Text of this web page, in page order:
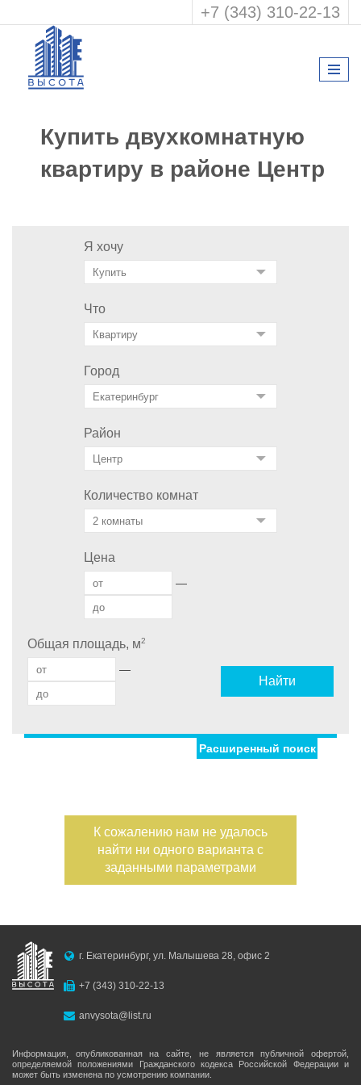
+7 (343) 310-22-13
Купить двухкомнатную
квартиру в районе Центр
Я хочу
Что
Город
Район
Количество комнат
Цена
—
Общая площадь, м2
—
Найти
Дом
Жилая площадь
Площадь кухни
—
Балконов
—
Расширенный поиск
К сожалению нам не удалось
найти ни одного варианта с
заданными параметрами
г. Екатеринбург, ул. Малышева 28, офис 2
+7 (343) 310-22-13
anvysota@list.ru
Информация, опубликованная на сайте, не является публичной офертой,
определяемой положениями Гражданского кодекса Российской Федерации и
может быть изменена по усмотрению компании.